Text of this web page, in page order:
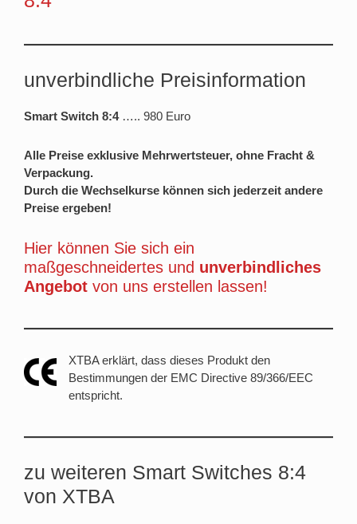
unverbindliche Preisinformation
Smart Switch 8:4….. 980 Euro
Alle Preise exklusive Mehrwertsteuer, ohne Fracht &
Verpackung.
Durch die Wechselkurse können sich jederzeit andere
Preise ergeben!
Hier können Sie sich ein
maßgeschneidertes und unverbindliches
Angebot von uns erstellen lassen!
XTBA erklärt, dass dieses Produkt den
Bestimmungen der EMC Directive 89/366/EEC
entspricht.
zu weiteren Smart Switches 8:4
von XTBA